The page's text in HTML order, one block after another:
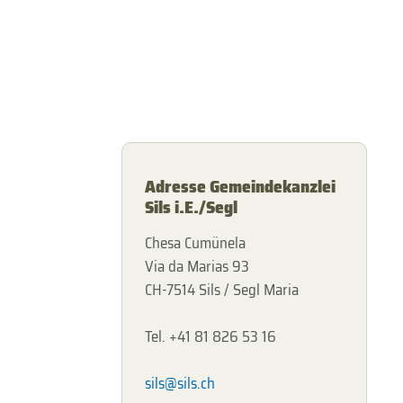
Adresse Gemeindekanzlei
Sils i.E./Segl
Chesa Cumünela
Via da Marias 93
CH-7514 Sils / Segl Maria
Tel. +41 81 826 53 16
sils@sils.ch